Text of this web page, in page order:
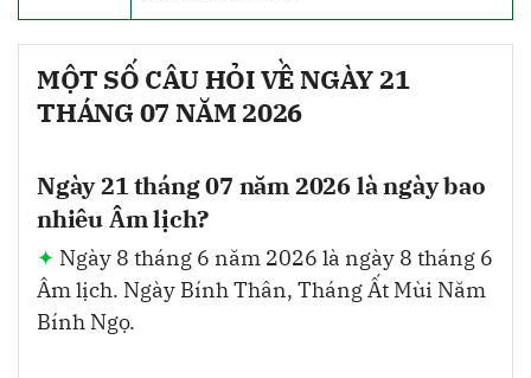
MỘT SỐ CÂU HỎI VỀ NGÀY 21
THÁNG 07 NĂM 2026
Ngày 21 tháng 07 năm 2026 là ngày bao
nhiêu Âm lịch?
Ngày 8 tháng 6 năm 2026 là ngày 8 tháng 6
Âm lịch. Ngày Bính Thân, Tháng Ất Mùi Năm
Bính Ngọ.